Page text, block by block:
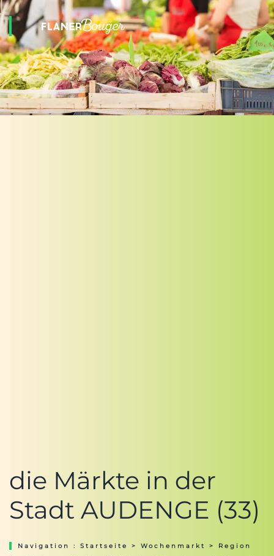
die Märkte in der
Stadt AUDENGE (33)
Navigation : Startseite > Wochenmarkt > Region